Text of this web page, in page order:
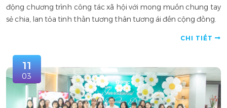
động chương trình công tác xã hội với mong muốn chung tay
sẻ chia, lan tỏa tinh thần tương thân tương ái đến cộng đồng.
CHI TIẾT
11
03